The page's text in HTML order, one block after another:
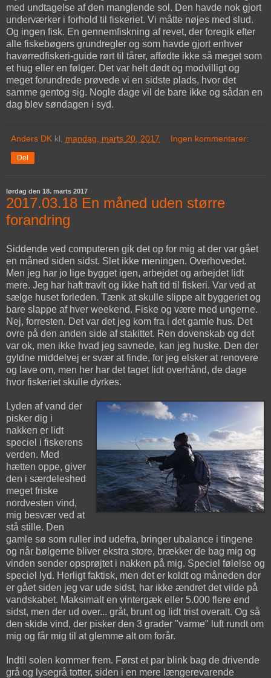
med undtagelse af den manglende sol. Den havde nok gjort
underværker i forhold til fiskeriet. Vi måtte nøjes med slud.
Og ingen fisk. En gennemfiskning af revet, der foregik efter
alle fiskebøgers grundregler og som havde gjort enhver
havørredfiskeri-guide rørt til tårer, affødte ikke så meget som
et hug eller en følger. Det var helt dødt og modvilligt og
meget forundrede prøvede vi en sidste plads, hvor det
samme gentog sig. Nogle dage vil de bare ikke og sådan en
dag blev søndagen i syd.
Anders DK kl. mandag, marts 20, 2017 Ingen kommentarer:
Del
lørdag den 18. marts 2017
2017.03.18 En måned uden større
forandring
Siddende ved computeren gik det op for mig at der var gået
en måned siden sidst. Slet ikke meningen. Overhovedet.
Men jeg har jo lige bygget igen, arbejdet og arbejdet lidt
mere. Jeg har haft travlt og ikke haft tid til fiskeri. Var ved at
sælge huset forleden. Tænk at skulle slippe alt byggeriet og
bare slappe af hver weekend. Fiske og være med ungerne.
Nej, forresten. Det var det jeg kom fra i det gamle hus. Det
ovre på den anden side af stakittet. Ren dovenskab og det
var ok, men ikke hvad jeg savnede, kan jeg huske. Den der
gyldne middelvej er svær at finde, for jeg elsker at renovere
og lave om, men her har det taget lidt overhånd, de dage
hvor fiskeriet skulle dyrkes.
Lyden af vand der
pisker dig i
nakken er lidt
speciel i fiskerens
verden. Med
hætten oppe, giver
den i særdeleshed
meget friske
nordvesten vind,
mig besvær ved at
stå stille. Den
gamle sø som ruller ind udefra, bringer ubalance i tingene
og når bølgerne bliver ekstra store, brækker de bag mig og
vinden sender opsprøjtet i nakken på mig. Speciel følelse og
speciel lyd. Herligt faktisk, men det er koldt og måneden der
er gået siden jeg var ude sidst, har ikke ændret det vilde på
vandskabet. Maksimalt en vintergæk eller 5.000 flere end
sidst, men der ud over... gråt, brunt og lidt trist overalt. Og så
den skide vind, der pisker den 3 grader "varme" luft rundt om
mig og får mig til at glemme alt om forår.
Indtil solen kommer frem. Først et par blink bag de drivende
grå og lysegrå totter, siden i en mere længerevarende